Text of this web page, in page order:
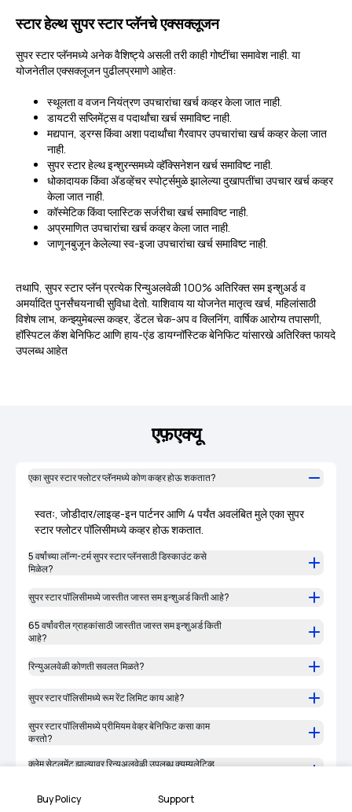
Buy Policy Support
स्टार हेल्थ सुपर स्टार प्लॅनचे एक्सक्लूजन
सुपर स्टार प्लॅनमध्ये अनेक वैशिष्ट्ये असली तरी काही गोष्टींचा समावेश नाही. या
योजनेतील एक्सक्लूजन पुढीलप्रमाणे आहेत:
स्थूलता व वजन नियंत्रण उपचारांचा खर्च कव्हर केला जात नाही.
डायटरी सप्लिमेंट्स व पदार्थांचा खर्च समाविष्ट नाही.
मद्यपान, ड्रग्स किंवा अशा पदार्थांचा गैरवापर उपचारांचा खर्च कव्हर केला जात
नाही.
सुपर स्टार हेल्थ इन्शुरन्समध्ये व्हॅक्सिनेशन खर्च समाविष्ट नाही.
धोकादायक किंवा अ‍ॅडव्हेंचर स्पोर्ट्समुळे झालेल्या दुखापतींचा उपचार खर्च कव्हर
केला जात नाही.
कॉस्मेटिक किंवा प्लास्टिक सर्जरीचा खर्च समाविष्ट नाही.
अप्रमाणित उपचारांचा खर्च कव्हर केला जात नाही.
जाणूनबुजून केलेल्या स्व-इजा उपचारांचा खर्च समाविष्ट नाही.
तथापि, सुपर स्टार प्लॅन प्रत्येक रिन्युअलवेळी 100% अतिरिक्त सम इन्शुअर्ड व
अमर्यादित पुनर्संचयनाची सुविधा देतो. याशिवाय या योजनेत मातृत्व खर्च, महिलांसाठी
विशेष लाभ, कन्झ्युमेबल्स कव्हर, डेंटल चेक-अप व क्लिनिंग, वार्षिक आरोग्य तपासणी,
हॉस्पिटल कॅश बेनिफिट आणि हाय-एंड डायग्नॉस्टिक बेनिफिट यांसारखे अतिरिक्त फायदे
उपलब्ध आहेत
एफ़एक्यू
एका सुपर स्टार फ्लोटर प्लॅनमध्ये कोण कव्हर होऊ शकतात?
स्वतः, जोडीदार/लाइव्ह-इन पार्टनर आणि 4 पर्यंत अवलंबित मुले एका सुपर
स्टार फ्लोटर पॉलिसीमध्ये कव्हर होऊ शकतात.
5 वर्षांच्या लॉन्ग-टर्म सुपर स्टार प्लॅनसाठी डिस्काउंट कसे
मिळेल?
सुपर स्टार पॉलिसीमध्ये जास्तीत जास्त सम इन्शुअर्ड किती आहे?
65 वर्षांवरील ग्राहकांसाठी जास्तीत जास्त सम इन्शुअर्ड किती
आहे?
रिन्युअलवेळी कोणती सवलत मिळते?
सुपर स्टार पॉलिसीमध्ये रूम रेंट लिमिट काय आहे?
सुपर स्टार पॉलिसीमध्ये प्रीमियम वेव्हर बेनिफिट कसा काम
करतो?
क्लेम सेटलमेंट झाल्यावर रिन्युअलवेळी उपलब्ध क्युम्युलेटिव्ह
सुपर स्टार फ्लोटर पॉलिसीमध्ये सर्व इन्शुअर्ड मेंबर्ससाठी डेंटल